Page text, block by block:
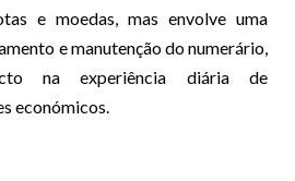
e moedas, mas envolve uma
e manutenção do numerário,
na experiência diária de
económicos.